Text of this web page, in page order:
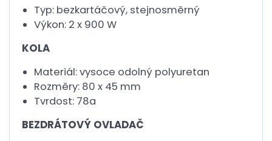
Typ: bezkartáčový, stejnosměrný
Výkon: 2 x 900 W
KOLA
Materiál: vysoce odolný polyuretan
Rozměry: 80 x 45 mm
Tvrdost: 78a
BEZDRÁTOVÝ OVLADAČ